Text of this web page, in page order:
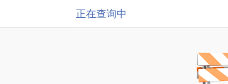
正在查询中